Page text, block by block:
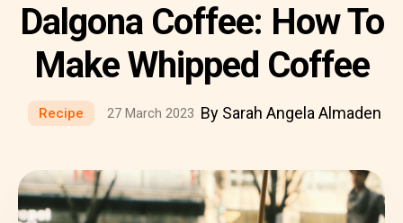
Dalgona Coffee: How To
Make Whipped Coffee
Recipe 27 March 2023 By Sarah Angela Almaden